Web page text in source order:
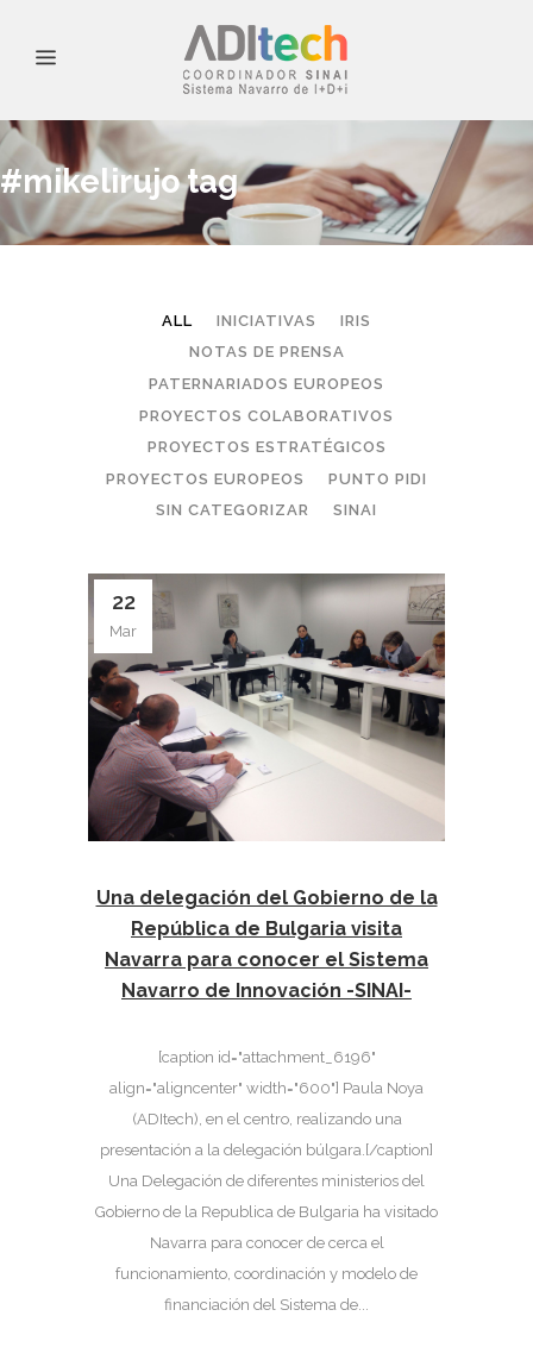
#mikelirujo tag
ALL INICIATIVAS
IRIS
NOTAS DE PRENSA
PATERNARIADOS EUROPEOS
PROYECTOS COLABORATIVOS
PROYECTOS ESTRATÉGICOS
PROYECTOS EUROPEOS
PUNTO PIDI
SIN CATEGORIZAR
SINAI
22
Mar
Una delegación del Gobierno de la
República de Bulgaria visita
Navarra para conocer el Sistema
Navarro de Innovación -SINAI-
[caption id="attachment_6196"
align="aligncenter" width="600"] Paula Noya
(ADItech), en el centro, realizando una
presentación a la delegación búlgara.[/caption]
Una Delegación de diferentes ministerios del
Gobierno de la Republica de Bulgaria ha visitado
Navarra para conocer de cerca el
funcionamiento, coordinación y modelo de
financiación del Sistema de...